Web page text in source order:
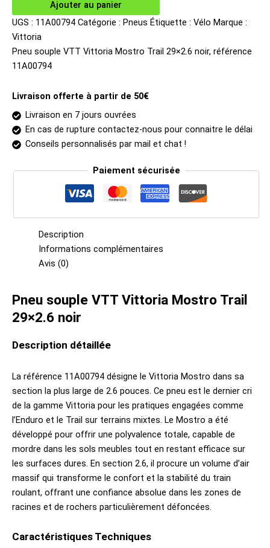
Mostro
Trail
noir
Ajouter au panier
UGS : 11A00794 Catégorie : Pneus Étiquette : Vélo Marque :
Vittoria
Pneu souple VTT Vittoria Mostro Trail 29×2.6 noir, référence
11A00794
Livraison offerte à partir de 50€
Livraison en 7 jours ouvrées
En cas de rupture contactez-nous pour connaitre le délai
Conseils personnalisés par mail et chat !
Paiement sécurisée
Description
Informations complémentaires
Avis (0)
Pneu souple VTT Vittoria Mostro Trail
29×2.6 noir
Description détaillée
La référence 11A00794 désigne le Vittoria Mostro dans sa
section la plus large de 2.6 pouces. Ce pneu est le dernier cri
de la gamme Vittoria pour les pratiques engagées comme
l’Enduro et le Trail sur terrains mixtes. Le Mostro a été
développé pour offrir une polyvalence totale, capable de
mordre dans les sols meubles tout en restant efficace sur
les surfaces dures. En section 2.6, il procure un volume d’air
massif qui transforme le confort et la stabilité du train
roulant, offrant une confiance absolue dans les zones de
racines et de rochers particulièrement défoncées.
Caractéristiques Techniques